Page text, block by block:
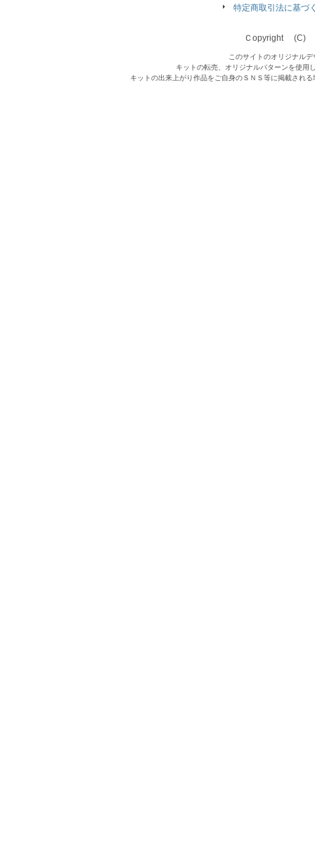
特定商取引法に基づ
Ｃopyright (C)
このサイトのオリジナル
キットの転売、オリジナルパターンを使用
キットの出来上がり作品をご自身のＳＮＳ等に掲載され